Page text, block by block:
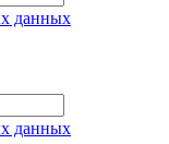
данных
данных